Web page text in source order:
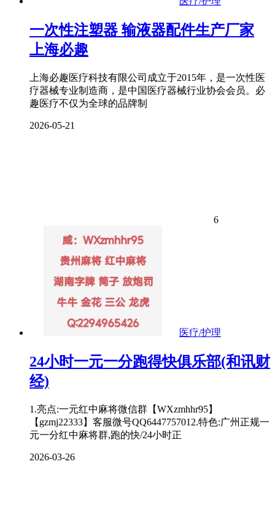
一次性注塑器 输液器配件生产厂家
上海必趣
上海必趣医疗科技有限公司成立于2015年，是一次性医
疗器械专业制造商，是中国医疗器械行业协会会员。必
趣医疗不仅为全球的品牌制
2026-05-21
6
医疗/护理
24小时一元一分跑得快俱乐部(和讯财
经)
1.亮点:一元红中麻将微信群【WXzmhhr95】
【gzmj22333】客服微号QQ6447757012.特色:广州正规一
元一分红中麻将群,跑的快/24小时正
2026-03-26